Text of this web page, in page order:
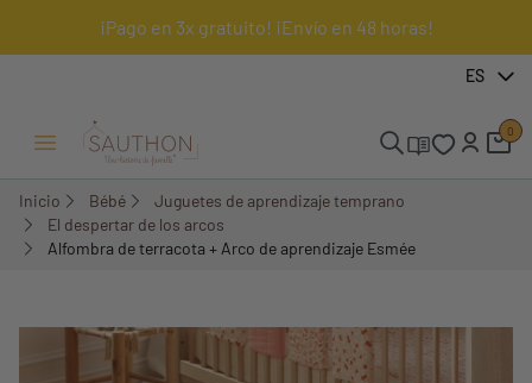
¡Pago en 3x gratuito! ¡Envío en 48 horas!
ES
Menú Abrir/Cerrar
0
Inicio Bébé
Juguetes de aprendizaje temprano
El despertar de los arcos
Alfombra de terracota + Arco de aprendizaje Esmée